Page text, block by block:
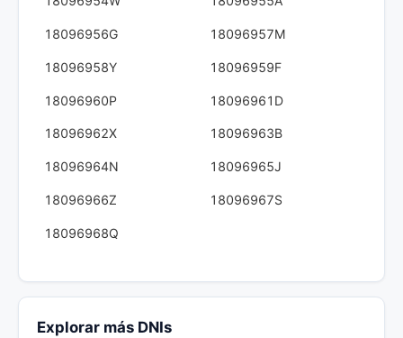
18096956G 18096957M
18096958Y 18096959F
18096960P 18096961D
18096962X 18096963B
18096964N 18096965J
18096966Z 18096967S
18096968Q
Explorar más DNIs